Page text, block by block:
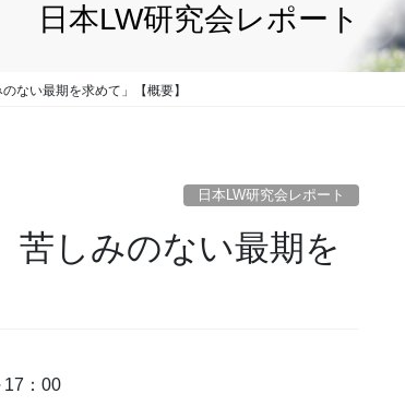
日本LW研究会レポート
ない最期を求めて」【概要】
日本LW研究会レポート
苦しみのない最期を
：00